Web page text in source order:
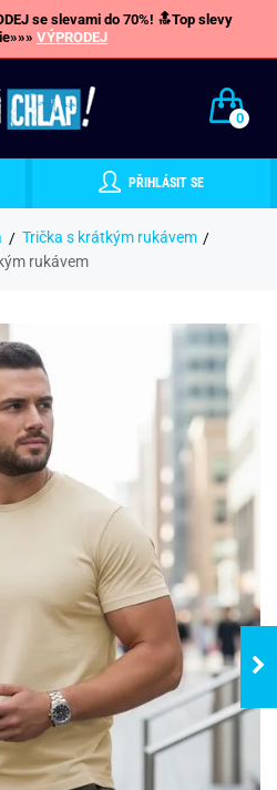
se slevami do 70%! 🔝Top slevy
VÝPRODEJ
0
PŘIHLÁSIT SE
Trička s krátkým rukávem
rukávem